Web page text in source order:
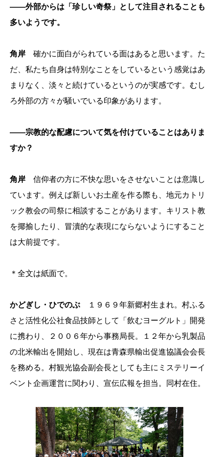
――外部からは「珍しい奇祭」として注目されることも
多いようです。
角岸 確かに面白がられている面はあると思います。た
だ、私たち自身は特別なことをしているという感覚はあ
まりなく、淡々と続けているというのが実感です。むし
ろ外部の方々が騒いでいる印象があります。
――宗教的な配慮について気を付けていることはありま
すか？
角岸 信仰者の方に不快な思いをさせないことは意識し
ています。例えば新しいお土産を作る際も、地元カトリ
ック教会の司祭に相談することがあります。キリスト教
を揶揄したり、冒瀆的な表現にならないようにすること
は大前提です。
＊全文は紙面で。
かどぎし・ひでのぶ １９６９年新郷村生まれ。村ふる
さと活性化公社食品技師として「飲むヨーグルト」開発
に携わり、２００６年から事務局長。１２年から乳製品
の北米輸出を開始し、現在は青森県輸出促進協議会会長
を務める。村観光協会副会長としても主にミステリーイ
ベント企画運営に関わり、宣伝広報を担当。同村在住。